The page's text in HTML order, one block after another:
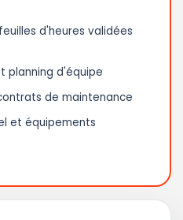
d'heures validées
planning d'équipe
de maintenance
et équipements